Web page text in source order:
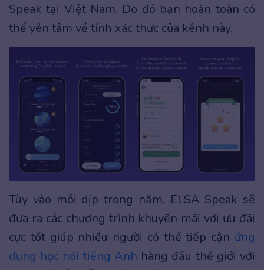
Speak tại Việt Nam. Do đó bạn hoàn toàn có
thể yên tâm về tính xác thực của kênh này.
Tùy vào mỗi dịp trong năm, ELSA Speak sẽ
đưa ra các chương trình khuyến mãi với ưu đãi
cực tốt giúp nhiều người có thể tiếp cận ứng
dụng học nói tiếng Anh hàng đầu thế giới với